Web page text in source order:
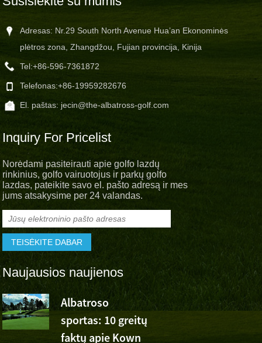
Adresas: Nr.29 South North Avenue Hua’an Ekonominės
plėtros zona, Zhangdžou, Fujian provincija, Kinija
Tel:+86-596-7361872
Telefonas:+86-19959282676
El. paštas: jecin@the-albatross-golf.com
Inquiry For Pricelist
Norėdami pasiteirauti apie golfo lazdų
rinkinius, golfo vairuotojus ir parkų golfo
lazdas, pateikite savo el. pašto adresą ir mes
jums atsakysime per 24 valandas.
Naujausios naujienos
Albatroso
sportas: 10 greitų
faktų apie Kown
Albatroso